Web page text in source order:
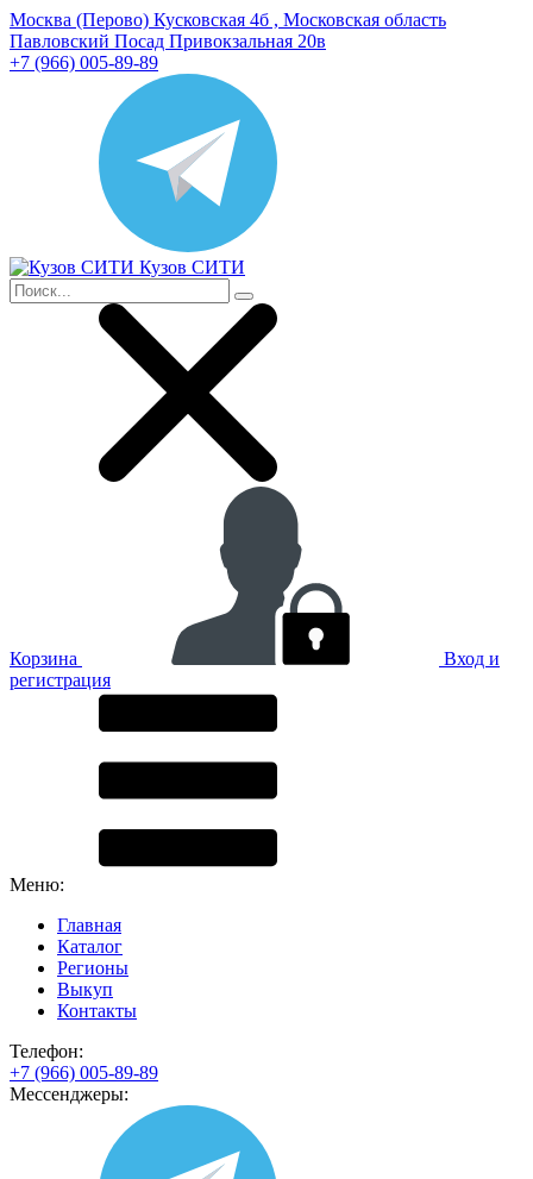
Москва (Перово) Кусковская 4б , Московская область
Павловский Посад Привокзальная 20в
+7 (966) 005-89-89
Кузов СИТИ
Корзина
Вход и
регистрация
Меню:
Главная
Каталог
Регионы
Выкуп
Контакты
Телефон:
+7 (966) 005-89-89
Мессенджеры: